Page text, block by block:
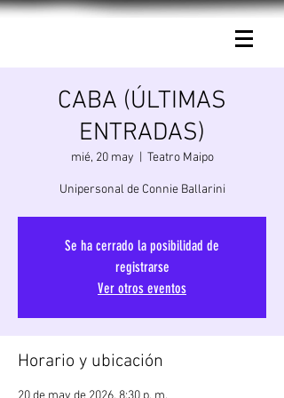
CABA (ÚLTIMAS
ENTRADAS)
mié, 20 may Teatro Maipo
Unipersonal de Connie Ballarini
Se ha cerrado la posibilidad de
registrarse
Ver otros eventos
Horario y ubicación